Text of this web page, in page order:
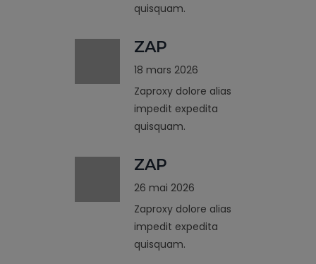
quisquam.
ZAP
18 mars 2026
Zaproxy dolore alias
impedit expedita
quisquam.
ZAP
26 mai 2026
Zaproxy dolore alias
impedit expedita
quisquam.